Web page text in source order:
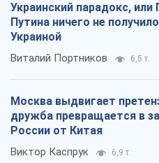
Украинский парадокс, или
Путина ничего не
Украиной
Виталий Портников 6,5 т.
Москва выдвигает
дружба превращается в
России от Китая
Виктор Каспрук 6,9 т.